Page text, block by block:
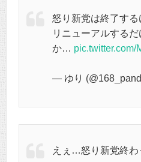
怒り新党は終了す
リニューアルする
か… pic.twitter.com/
— ゆり
えぇ…怒り新党終わ